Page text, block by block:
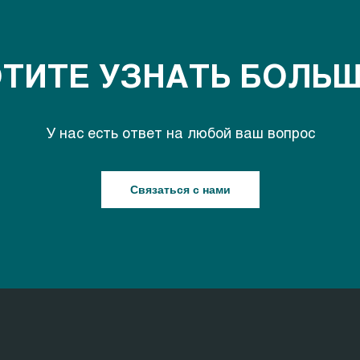
УЗНАТЬ
У нас есть ответ на любой ваш вопрос
Связаться с нами